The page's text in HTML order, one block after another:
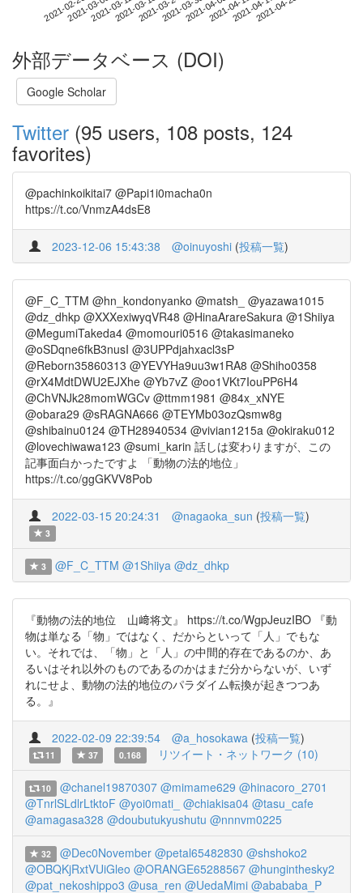
2021-02-282021-03-062021-03-122021-03-182021-03-242021-03-302021-04-052021-04-112021-04-172021-04-23
外部データベース (DOI)
Google Scholar
Twitter (95 users, 108 posts, 124
favorites)
@pachinkoikitai7 @Papi1i0macha0n
https://t.co/VnmzA4dsE8
2023-12-06 15:43:38 @oinuyoshi (投稿一覧)
@F_C_TTM @hn_kondonyanko @matsh_ @yazawa1015
@dz_dhkp @XXXexiwyqVR48 @HinaArareSakura @1Shiiya
@MegumiTakeda4 @momouri0516 @takasimaneko
@oSDqne6fkB3nusI @3UPPdjahxacl3sP
@Reborn35860313 @YEVYHa9uu3w1RA8 @Shiho0358
@rX4MdtDWU2EJXhe @Yb7vZ @oo1VKt7IouPP6H4
@ChVNJk28momWGCv @ttmm1981 @84x_xNYE
@obara29 @sRAGNA666 @TEYMb03ozQsmw8g
@shibainu0124 @TH28940534 @vivian1215a @okiraku012
@lovechiwawa123 @sumi_karin 話しは変わりますが、この
記事面白かったですよ 「動物の法的地位」
https://t.co/ggGKVV8Pob
2022-03-15 20:24:31 @nagaoka_sun (投稿一覧)
3
3 @F_C_TTM @1Shiiya @dz_dhkp
『動物の法的地位 山﨑将文』 https://t.co/WgpJeuzIBO 『動
物は単なる「物」ではなく、だからといって「人」でもな
い。それでは、「物」と「人」の中間的存在であるのか、あ
るいはそれ以外のものであるのかはまだ分からないが、いず
れにせよ、動物の法的地位のパラダイム転換が起きつつあ
る。』
2022-02-09 22:39:54 @a_hosokawa (投稿一覧)
11 37 0.168 リツイート・ネットワーク (10)
10 @chanel19870307 @mimame629 @hinacoro_2701
@TnrlSLdlrLtktoF @yoi0mati_ @chiakisa04 @tasu_cafe
@amagasa328 @doubutukyushutu @nnnvm0225
32 @Dec0November @petal65482830 @shshoko2
@OBQKjRxtVUiGleo @ORANGE65288567 @hunginthesky2
@pat_nekoshippo3 @usa_ren @UedaMimi @abababa_P